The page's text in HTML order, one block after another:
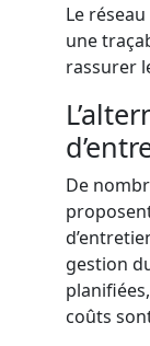
Le
une
rassurer
De
gestion
coûts